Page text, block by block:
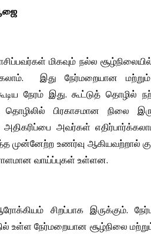
மிகவும் நல்ல
இது நேர்மறையான
நேரம் இது. கூட்டுத் தொழில்
தொழிலில் பிரகாசமான நிலை
அவர்கள்
உணர்வு ஆகியவற்றால்
வாய்ப்புகள் உள்ளன.
சிறப்பாக இருக்கும்.
உள்ள நேர்மறையான